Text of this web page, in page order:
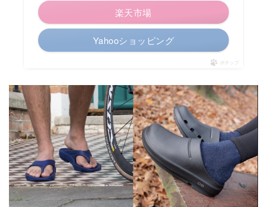
楽天市場
Yahooショッピング
ポチップ